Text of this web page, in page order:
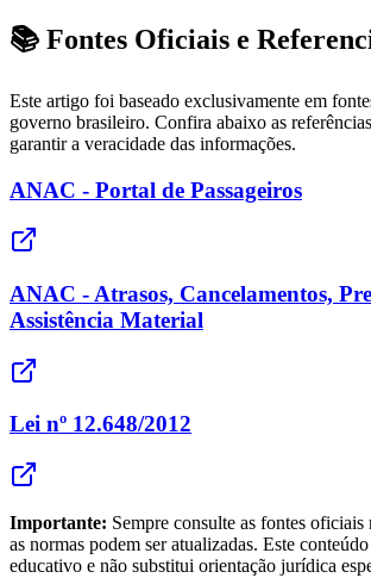
📚 Fontes Oficiais e
Este artigo foi baseado exclusivamente em
governo brasileiro. Confira abaixo as
garantir a veracidade das informações.
ANAC - Portal de Passageiros
ANAC - Atrasos, Cancelamentos,
Assistência Material
Lei nº 12.648/2012
Importante: Sempre consulte as fontes oficiais
as normas podem ser atualizadas. Este
educativo e não substitui orientação jurídica